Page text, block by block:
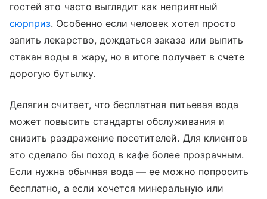
гостей это часто выглядит как неприятный
сюрприз. Особенно если человек хотел просто
запить лекарство, дождаться заказа или выпить
стакан воды в жару, но в итоге получает в счете
дорогую бутылку.
Делягин считает, что бесплатная питьевая вода
может повысить стандарты обслуживания и
снизить раздражение посетителей. Для клиентов
это сделало бы поход в кафе более прозрачным.
Если нужна обычная вода — ее можно попросить
бесплатно, а если хочется минеральную или